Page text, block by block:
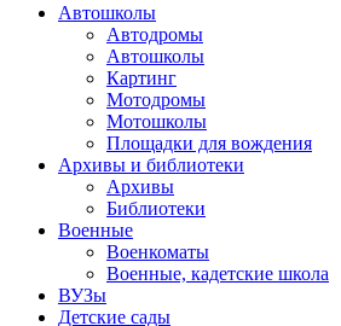
Автошколы
Автодромы
Автошколы
Картинг
Мотодромы
Мотошколы
Площадки для вождения
Архивы и библиотеки
Архивы
Библиотеки
Военные
Военкоматы
Военные, кадетские школа
ВУЗы
Детские сады